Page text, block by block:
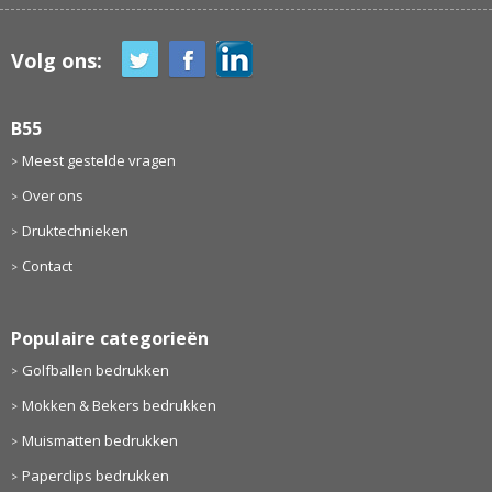
Volg ons:
B55
Meest gestelde vragen
Over ons
Druktechnieken
Contact
Populaire categorieën
Golfballen bedrukken
Mokken & Bekers bedrukken
Muismatten bedrukken
Paperclips bedrukken